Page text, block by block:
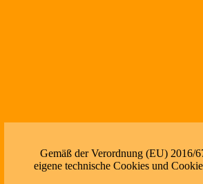
Gemäß der Verordnung (EU) 2016/
eigene technische Cookies und